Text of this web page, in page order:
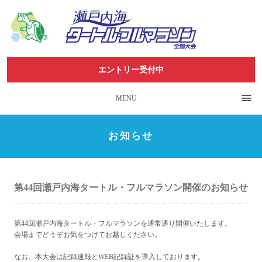
エントリー受付中
MENU
お知らせ
第44回瀬戸内海タートル・フルマラソン開催のお知らせ
第44回瀬戸内海タートル・フルマラソンを通常通り開催いたします。
会場までどうぞお気をつけてお越しください。
なお、本大会は記録速報とWEB記録証を導入しております。